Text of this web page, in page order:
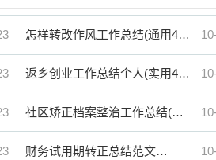
怎样转改作风工作总结(通用4…
返乡创业工作总结个人(实用4…
社区矫正档案整治工作总结(…
财务试用期转正总结范文…